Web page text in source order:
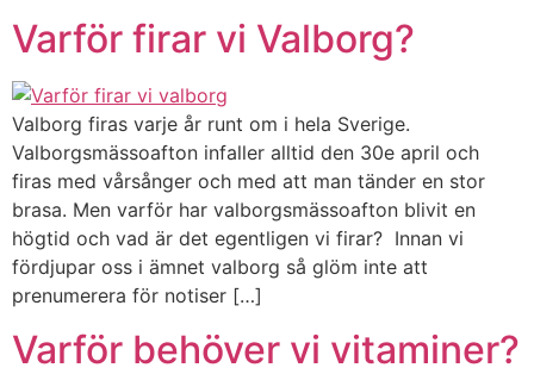
Varför firar vi Valborg?
Valborg firas varje år runt om i hela Sverige.
Valborgsmässoafton infaller alltid den 30e april och
firas med vårsånger och med att man tänder en stor
brasa. Men varför har valborgsmässoafton blivit en
högtid och vad är det egentligen vi firar? Innan vi
fördjupar oss i ämnet valborg så glöm inte att
prenumerera för notiser […]
Varför behöver vi vitaminer?